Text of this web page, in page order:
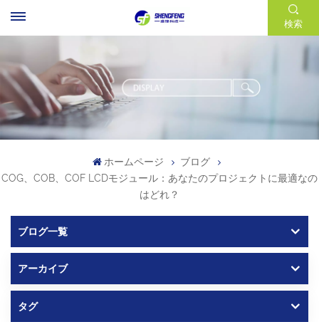
検索
ホームページ
ブログ
COG、COB、COF LCDモジュール：あなたのプロジェクトに最適なの
はどれ？
ブログ一覧
アーカイブ
タグ